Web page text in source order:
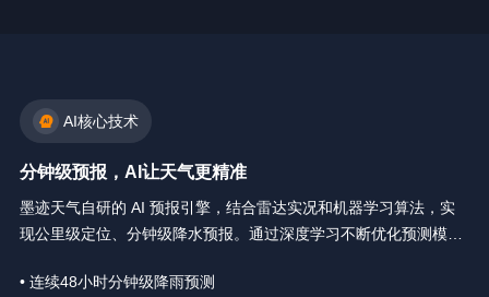
AI核心技术
分钟级预报，AI让天气更精准
墨迹天气自研的 AI 预报引擎，结合雷达实况和机器学习算法，实
现公里级定位、分钟级降水预报。通过深度学习不断优化预测模
• 连续48小时分钟级降雨预测